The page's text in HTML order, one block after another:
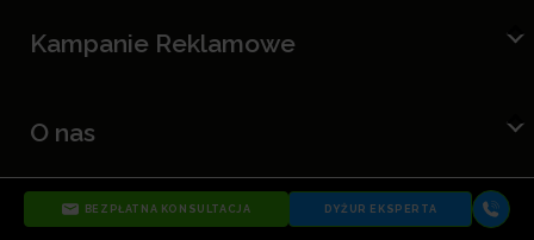
Kampanie Reklamowe
O nas
Skontaktuj się z nami
BEZPŁATNA KONSULTACJA DYŻUR EKSPERTA